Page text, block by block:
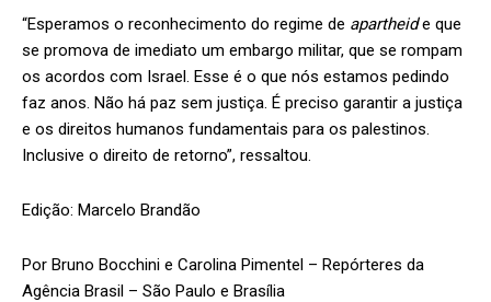
“Esperamos o reconhecimento do regime de apartheide que
se promova de imediato um embargo militar, que se rompam
os acordos com Israel. Esse é o que nós estamos pedindo
faz anos. Não há paz sem justiça. É preciso garantir a justiça
e os direitos humanos fundamentais para os palestinos.
Inclusive o direito de retorno”, ressaltou.
Edição: Marcelo Brandão
Por Bruno Bocchini e Carolina Pimentel – Repórteres da
Agência Brasil – São Paulo e Brasília